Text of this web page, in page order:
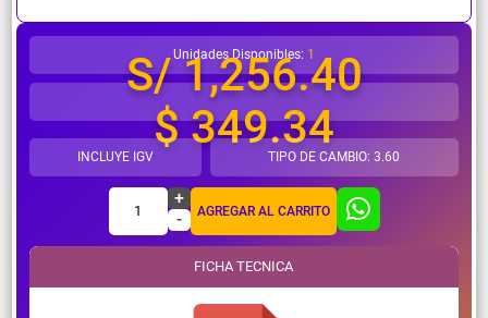
¿Necesitas ayuda?
Unidades Disponibles: 1
S/ 1,256.40
$ 349.34
INCLUYE IGV TIPO DE CAMBIO: 3.60
1
+
-
AGREGAR AL CARRITO
FICHA TECNICA